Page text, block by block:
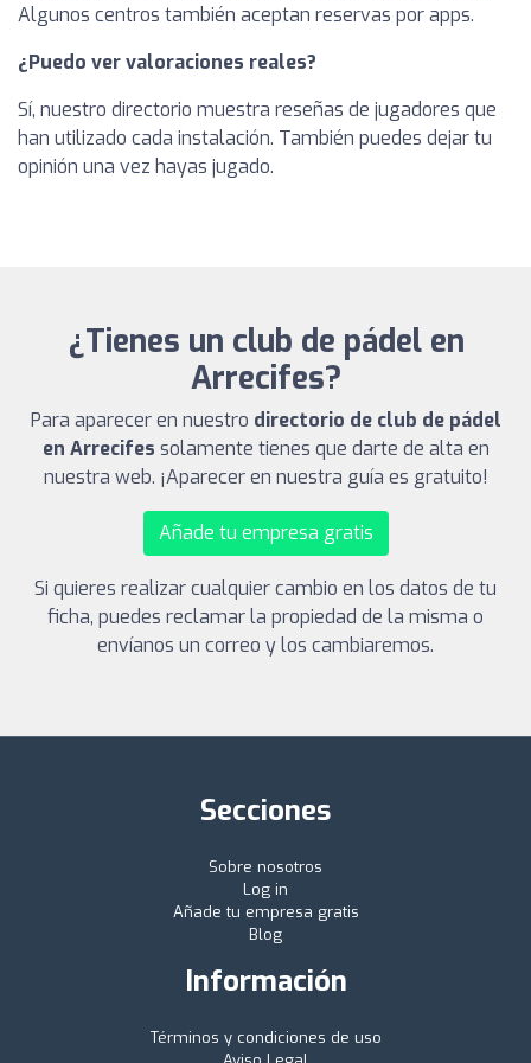
Algunos centros también aceptan reservas por apps.
¿Puedo ver valoraciones reales?
Sí, nuestro directorio muestra reseñas de jugadores que
han utilizado cada instalación. También puedes dejar tu
opinión una vez hayas jugado.
¿Tienes un club de pádel en
Arrecifes?
Para aparecer en nuestro directorio de club de pádel
en Arrecifes solamente tienes que darte de alta en
nuestra web. ¡Aparecer en nuestra guía es gratuito!
Añade tu empresa gratis
Si quieres realizar cualquier cambio en los datos de tu
ficha, puedes reclamar la propiedad de la misma o
envíanos un correo y los cambiaremos.
Secciones
Sobre nosotros
Log in
Añade tu empresa gratis
Blog
Información
Términos y condiciones de uso